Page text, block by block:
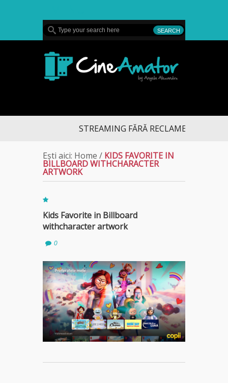
STREAMING FĂRĂ RECLAME:
Ești aici: Home / KIDS FAVORITE IN
BILLBOARD WITHCHARACTER
ARTWORK
Kids Favorite in Billboard
withcharacter artwork
0